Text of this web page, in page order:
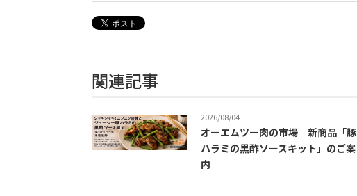
関連記事
2026/08/04
オーエムツー肉の市場 新商品「豚
ハラミの黒酢ソースキット」のご案
内